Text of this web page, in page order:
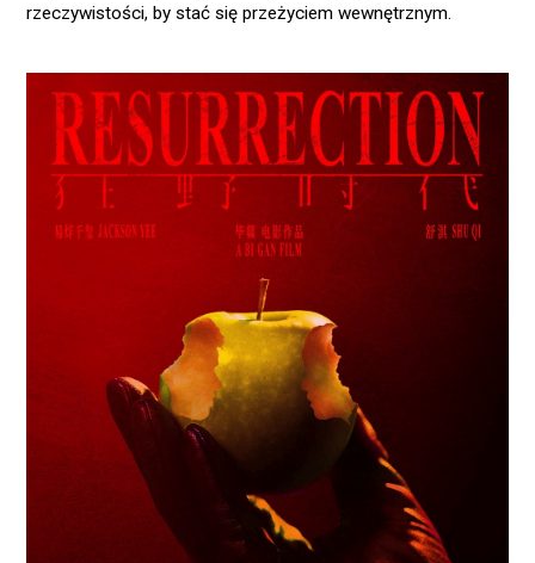
rzeczywistości, by stać się przeżyciem wewnętrznym.